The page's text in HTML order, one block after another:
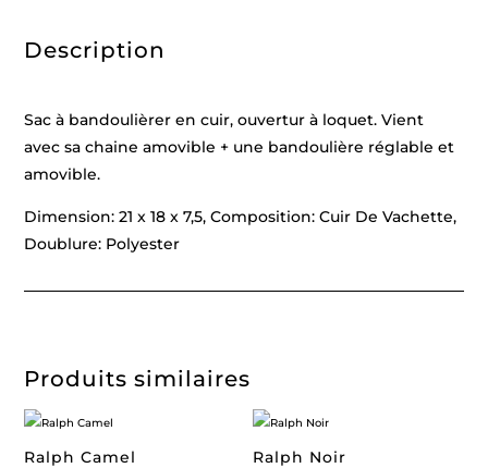
Description
Sac à bandoulièrer en cuir, ouvertur à loquet. Vient
avec sa chaine amovible + une bandoulière réglable et
amovible.
Dimension: 21 x 18 x 7,5, Composition: Cuir De Vachette,
Doublure: Polyester
Produits similaires
Ralph Camel Ralph Noir